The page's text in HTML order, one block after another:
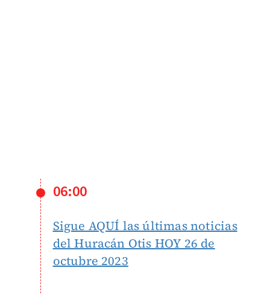
06:00
Sigue AQUÍ las últimas noticias
del Huracán Otis HOY 26 de
octubre 2023